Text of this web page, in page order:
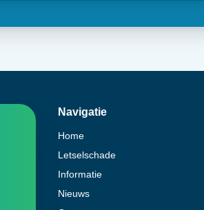
Navigatie
Home
Letselschade
Informatie
Nieuws